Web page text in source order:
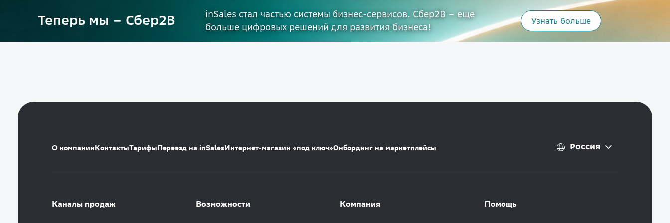
Теперь мы – Сбер2B
inSales стал частью системы бизнес-сервисов. Сбер2В – еще
больше цифровых решений для развития бизнеса!
Узнать больше
О компанииКонтактыТарифыПереезд на inSalesИнтернет-магазин «под ключ»Онбординг на маркетплейсы Россия
Каналы продаж Возможности Компания Помощь